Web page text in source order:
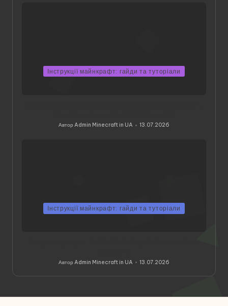
Інструкції майнкрафт: гайди та туторіали
Опубліковано
АвторAdmin Minecraft in UA 13.07.2026
Інструкції майнкрафт: гайди та туторіали
Опубліковано
АвторAdmin Minecraft in UA 13.07.2026